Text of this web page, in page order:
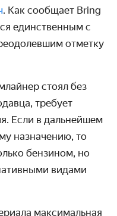
. Как сообщает Bring
един­ственным с
отметку
стоял без
требует
Если в дальнейшем
назначению, то
бензином, но
видами
макси­мальная